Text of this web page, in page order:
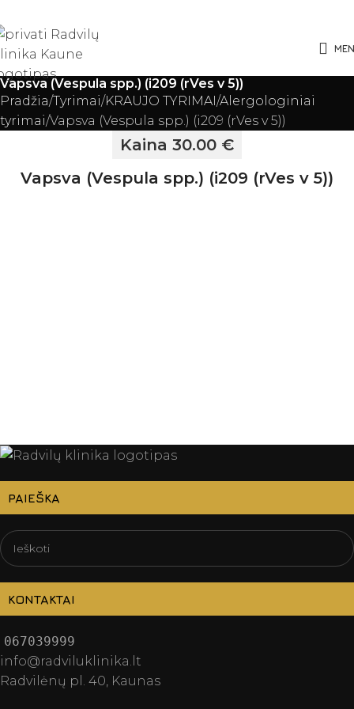
Vapsva (Vespula spp.) (i209 (rVes v 5))
Pradžia Tyrimai KRAUJO TYRIMAI Alergologiniai
tyrimai Vapsva (Vespula spp.) (i209 (rVes v 5))
Kaina 30.00 €
Vapsva (Vespula spp.) (i209 (rVes v 5))
PAIEŠKA
KONTAKTAI
067039999
info@radviluklinika.lt
Radvilėnų pl. 40, Kaunas